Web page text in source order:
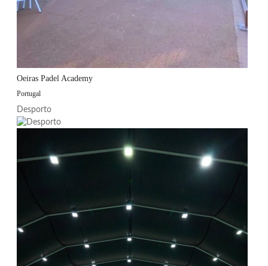
Oeiras Padel Academy
Portugal
Desporto